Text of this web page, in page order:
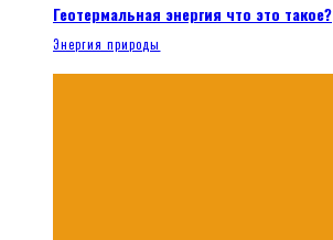
Геотермальная энергия что это такое?
Энергия природы